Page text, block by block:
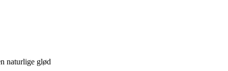
naturlige glød